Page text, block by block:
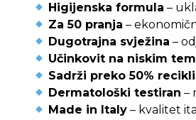
Higijenska formula –
Za 50 pranja –
Dugotrajna svježina –
Učinkovit na niskim
Sadrži preko 50%
Dermatološki testiran –
Made in Italy – kvalitet